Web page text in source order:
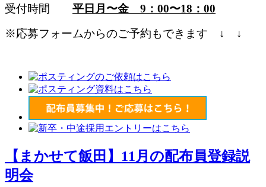
受付時間
平日月〜金 9：00〜18：00
※応募フォームからのご予約もできます ↓ ↓
【まかせて飯田】11月の配布員登録説
明会